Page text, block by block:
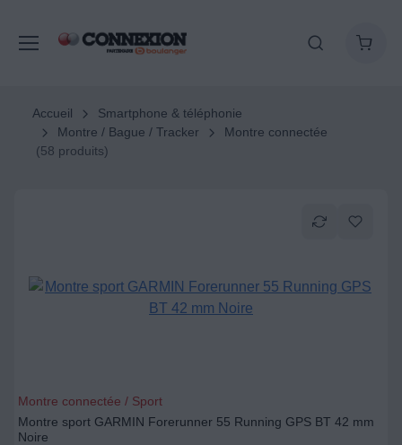
Accueil
Smartphone & téléphonie
Montre / Bague / Tracker
Montre connectée
(58 produits)
Montre connectée / Sport
Montre sport GARMIN Forerunner 55 Running GPS BT 42 mm
Noire